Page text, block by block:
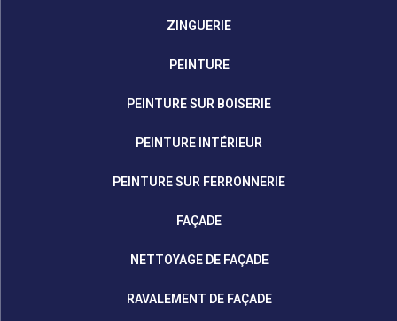
ZINGUERIE
PEINTURE
PEINTURE SUR BOISERIE
PEINTURE INTÉRIEUR
PEINTURE SUR FERRONNERIE
FAÇADE
NETTOYAGE DE FAÇADE
RAVALEMENT DE FAÇADE